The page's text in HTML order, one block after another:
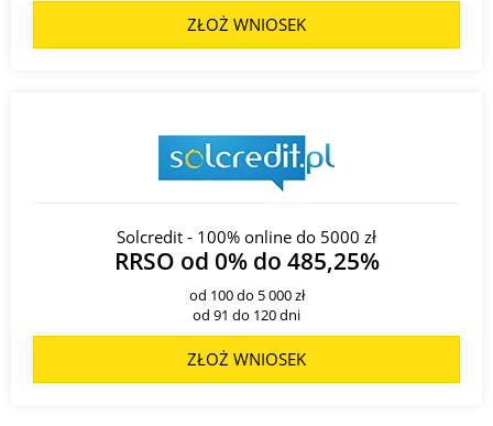
ZŁOŻ WNIOSEK
Solcredit - 100% online do 5000 zł
RRSO od 0% do 485,25%
od 100 do 5 000 zł
od 91 do 120 dni
ZŁOŻ WNIOSEK